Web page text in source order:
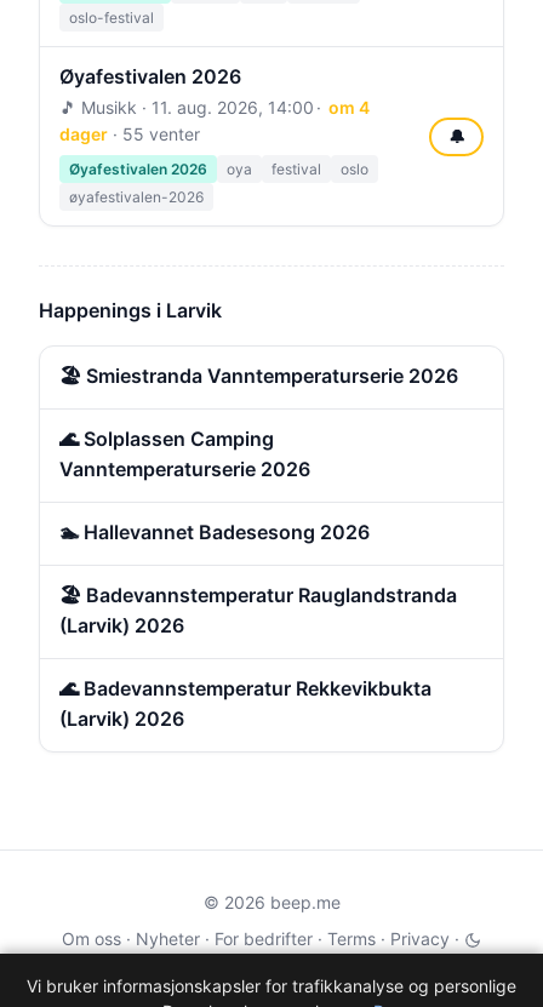
oslo-festival
Øyafestivalen 2026
🎵 Musikk · 11. aug. 2026, 14:00
om 4
dager · 55 venter
Øyafestivalen 2026 oya festival
oslo
øyafestivalen-2026
🔔
Happenings i Larvik
🏖️ Smiestranda Vanntemperaturserie 2026
🌊 Solplassen Camping
Vanntemperaturserie 2026
🏊 Hallevannet Badesesong 2026
🏖️ Badevannstemperatur Rauglandstranda
(Larvik) 2026
🌊 Badevannstemperatur Rekkevikbukta
(Larvik) 2026
© 2026 beep.me
Om oss · Nyheter · For bedrifter · Terms · Privacy ·
·Wikidata·OMDb
Vi bruker informasjonskapsler for trafikkanalyse og personlige